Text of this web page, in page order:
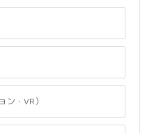
ン・VR）